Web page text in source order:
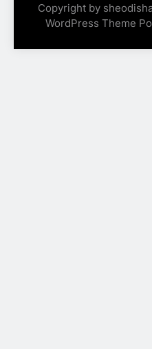
Copyright by
WordPress Theme